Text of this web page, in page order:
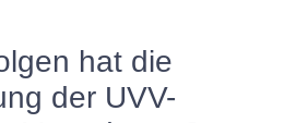
hat die
der UVV-